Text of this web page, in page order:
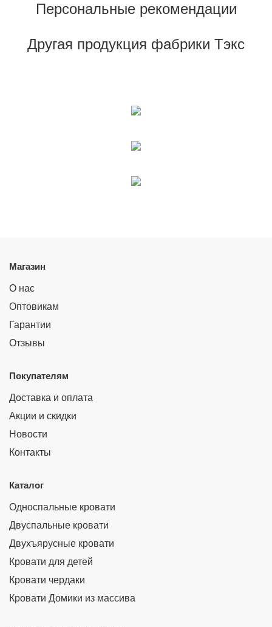
Персональные рекомендации
Другая продукция фабрики Тэкс
Магазин
О нас
Оптовикам
Гарантии
Отзывы
Покупателям
Доставка и оплата
Акции и скидки
Новости
Контакты
Каталог
Односпальные кровати
Двуспальные кровати
Двухъярусные кровати
Кровати для детей
Кровати чердаки
Кровати Домики из массива